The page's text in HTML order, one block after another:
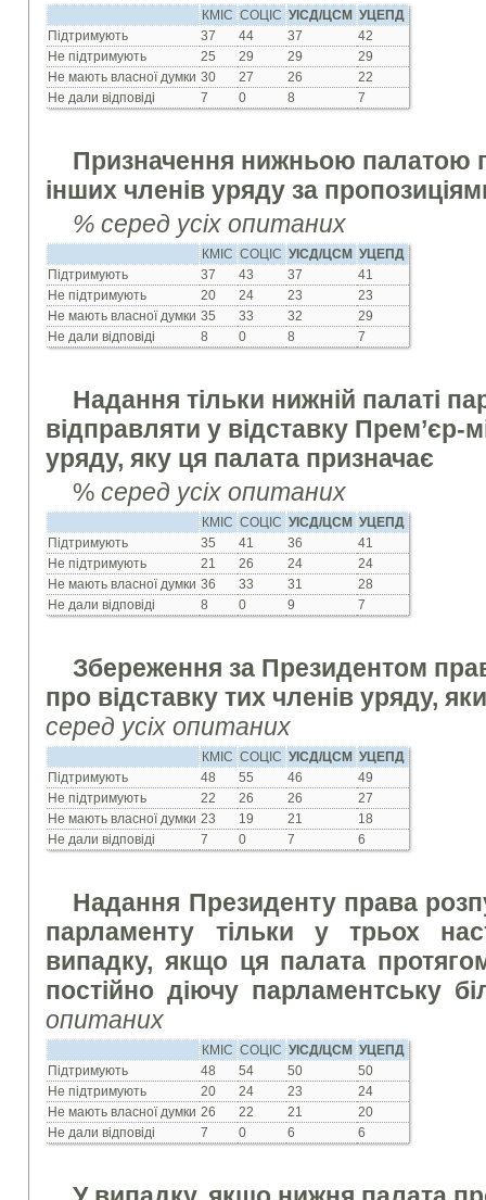
КМІС СОЦІС УІСД/ЦСМ
УЦЕПД
Підтримують
37 44 37
42
Не підтримують
25 29 29
29
Не мають власної думки 30 27 26
22
Не дали відповіді
7 0 8 7
Призначення нижньою палатою
інших членів уряду за
% серед усіх опитаних
КМІС СОЦІС УІСД/ЦСМ
УЦЕПД
Підтримують
37 43 37
41
Не підтримують
20 24 23
23
Не мають власної думки 35 33 32
29
Не дали відповіді
8 0 8 7
Надання тільки нижній палаті
відправляти у відставку Прем’єр-
уряду, яку ця палата призначає
%серед усіх опитаних
КМІС СОЦІС УІСД/ЦСМ
УЦЕПД
Підтримують
35 41 36
41
Не підтримують
21 26 24
24
Не мають власної думки 36 33 31
28
Не дали відповіді
8 0 9 7
Збереження за Президентом
про відставку тих членів уряду,
серед усіх опитаних
КМІС СОЦІС УІСД/ЦСМ
УЦЕПД
Підтримують
48 55 46
49
Не підтримують
22 26 26
27
Не мають власної думки 23 19 21
18
Не дали відповіді
7 0 7 6
Надання Президенту права
парламенту тільки у трьох
випадку, якщо ця палата
постійно діючу парламентську
опитаних
КМІС СОЦІС УІСД/ЦСМ
УЦЕПД
Підтримують
48 54 50
50
Не підтримують
20 24 23
24
Не мають власної думки 26 22 21
20
Не дали відповіді
7 0 6 6